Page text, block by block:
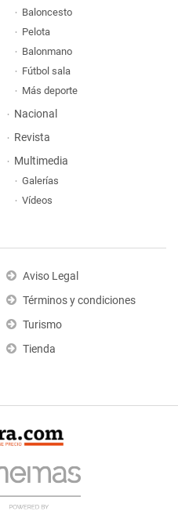
Baloncesto
Pelota
Balonmano
Fútbol sala
Más deporte
Nacional
Revista
Multimedia
Galerías
Vídeos
Aviso Legal
Términos y condiciones
Turismo
Tienda